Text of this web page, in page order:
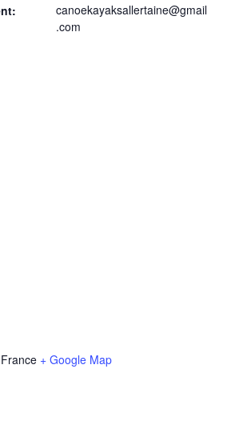
canoekayaksallertaine@gmail
.com
France + Google Map